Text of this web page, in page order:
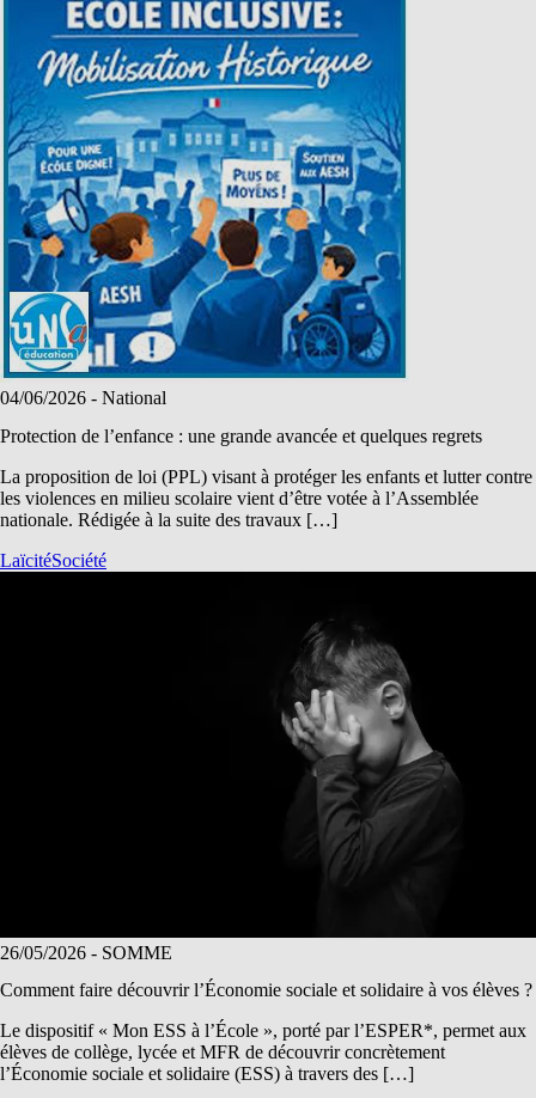
04/06/2026 - National
Protection de l’enfance : une grande avancée et quelques regrets
La proposition de loi (PPL) visant à protéger les enfants et lutter contre
les violences en milieu scolaire vient d’être votée à l’Assemblée
nationale. Rédigée à la suite des travaux […]
LaïcitéSociété
26/05/2026 - SOMME
Comment faire découvrir l’Économie sociale et solidaire à vos élèves ?
Le dispositif « Mon ESS à l’École », porté par l’ESPER*, permet aux
élèves de collège, lycée et MFR de découvrir concrètement
l’Économie sociale et solidaire (ESS) à travers des […]